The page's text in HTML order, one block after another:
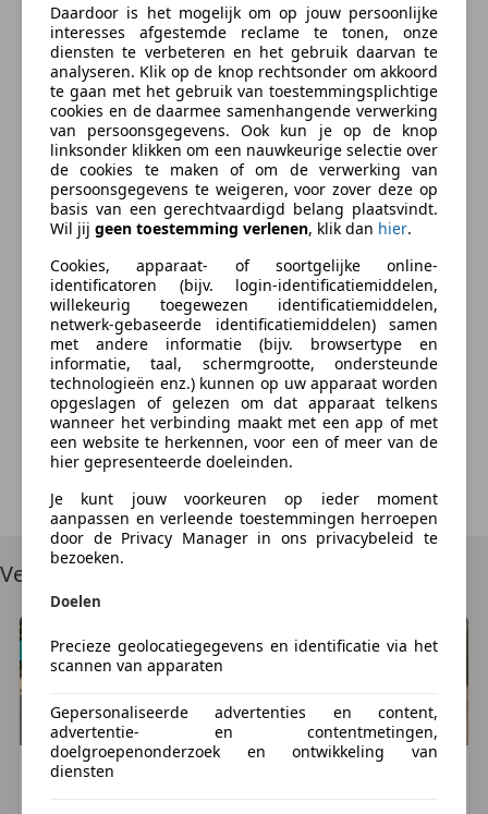
Alle moeite is genomen om de informatie op onze
site zo duidelijk mogelijk weer te geven. Een tikfout is
echter nooit uit te sluiten. Controleer dus altijd zelf bij
aankoop of er zaken zijn die uw beslissing zouden
kunnen beinvloeden.
Meer informatie
Segment:
Wielbasis:125 cm
Topsnelheid:25 km/u
Autoverzekering van de
INDEPENDER
Bereken je premie
Kenteken
Bereken nu
Something went wrong
We're sorry, but something unexpected happened.
Please try again or refresh the page.
Try Again
Vergelijkbare voertuigen
OverigOverig
Daardoor is het mogelijk om op jouw persoonlijke
interesses afgestemde reclame te tonen, onze
diensten te verbeteren en het gebruik daarvan te
analyseren. Klik op de knop rechtsonder om akkoord
te gaan met het gebruik van toestemmingsplichtige
cookies en de daarmee samenhangende verwerking
van persoonsgegevens. Ook kun je op de knop
linksonder klikken om een nauwkeurige selectie over
de cookies te maken of om de verwerking van
persoonsgegevens te weigeren, voor zover deze op
basis van een gerechtvaardigd belang plaatsvindt.
Wil jij geen toestemming verlenen, klik dan hier.
Cookies, apparaat- of soortgelijke online-
identificatoren (bijv. login-identificatiemiddelen,
willekeurig toegewezen identificatiemiddelen,
netwerk-gebaseerde identificatiemiddelen) samen
met andere informatie (bijv. browsertype en
informatie, taal, schermgrootte, ondersteunde
technologieën enz.) kunnen op uw apparaat worden
opgeslagen of gelezen om dat apparaat telkens
wanneer het verbinding maakt met een app of met
een website te herkennen, voor een of meer van de
hier gepresenteerde doeleinden.
Je kunt jouw voorkeuren op ieder moment
aanpassen en verleende toestemmingen herroepen
door de Privacy Manager in ons privacybeleid te
bezoeken.
Doelen
Precieze geolocatiegegevens en identificatie via het
scannen van apparaten
Gepersonaliseerde advertenties en content,
advertentie- en contentmetingen,
doelgroepenonderzoek en ontwikkeling van
diensten